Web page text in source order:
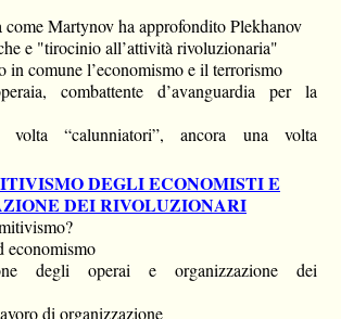
come Martynov ha approfondito Plekhanov
e "tirocinio all’attività rivoluzionaria"
in comune l’economismo e il terrorismo
combattente d’avanguardia per la
“calunniatori”, ancora una volta
DEGLI ECONOMISTI E
DEI RIVOLUZIONARI
economismo
degli operai e organizzazione dei
di organizzazione